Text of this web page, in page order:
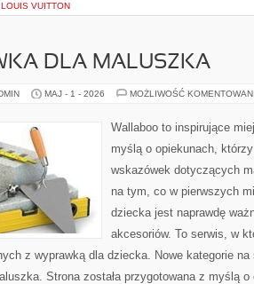
LOUIS VUITTON
DLA MALUSZKA
MAJ - 1 - 2026 MOŻLIWOŚĆ
Wallaboo to inspirujące
myślą o opiekunach,
wskazówek dotyczących
na tym, co w pierwszych
dziecka jest naprawdę
akcesoriów. To serwis, w
z wyprawką dla dziecka. Nowe kategorie
Strona została przygotowana z myślą